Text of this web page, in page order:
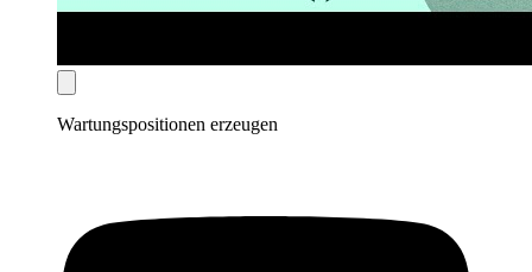
Wartungspositionen erzeugen